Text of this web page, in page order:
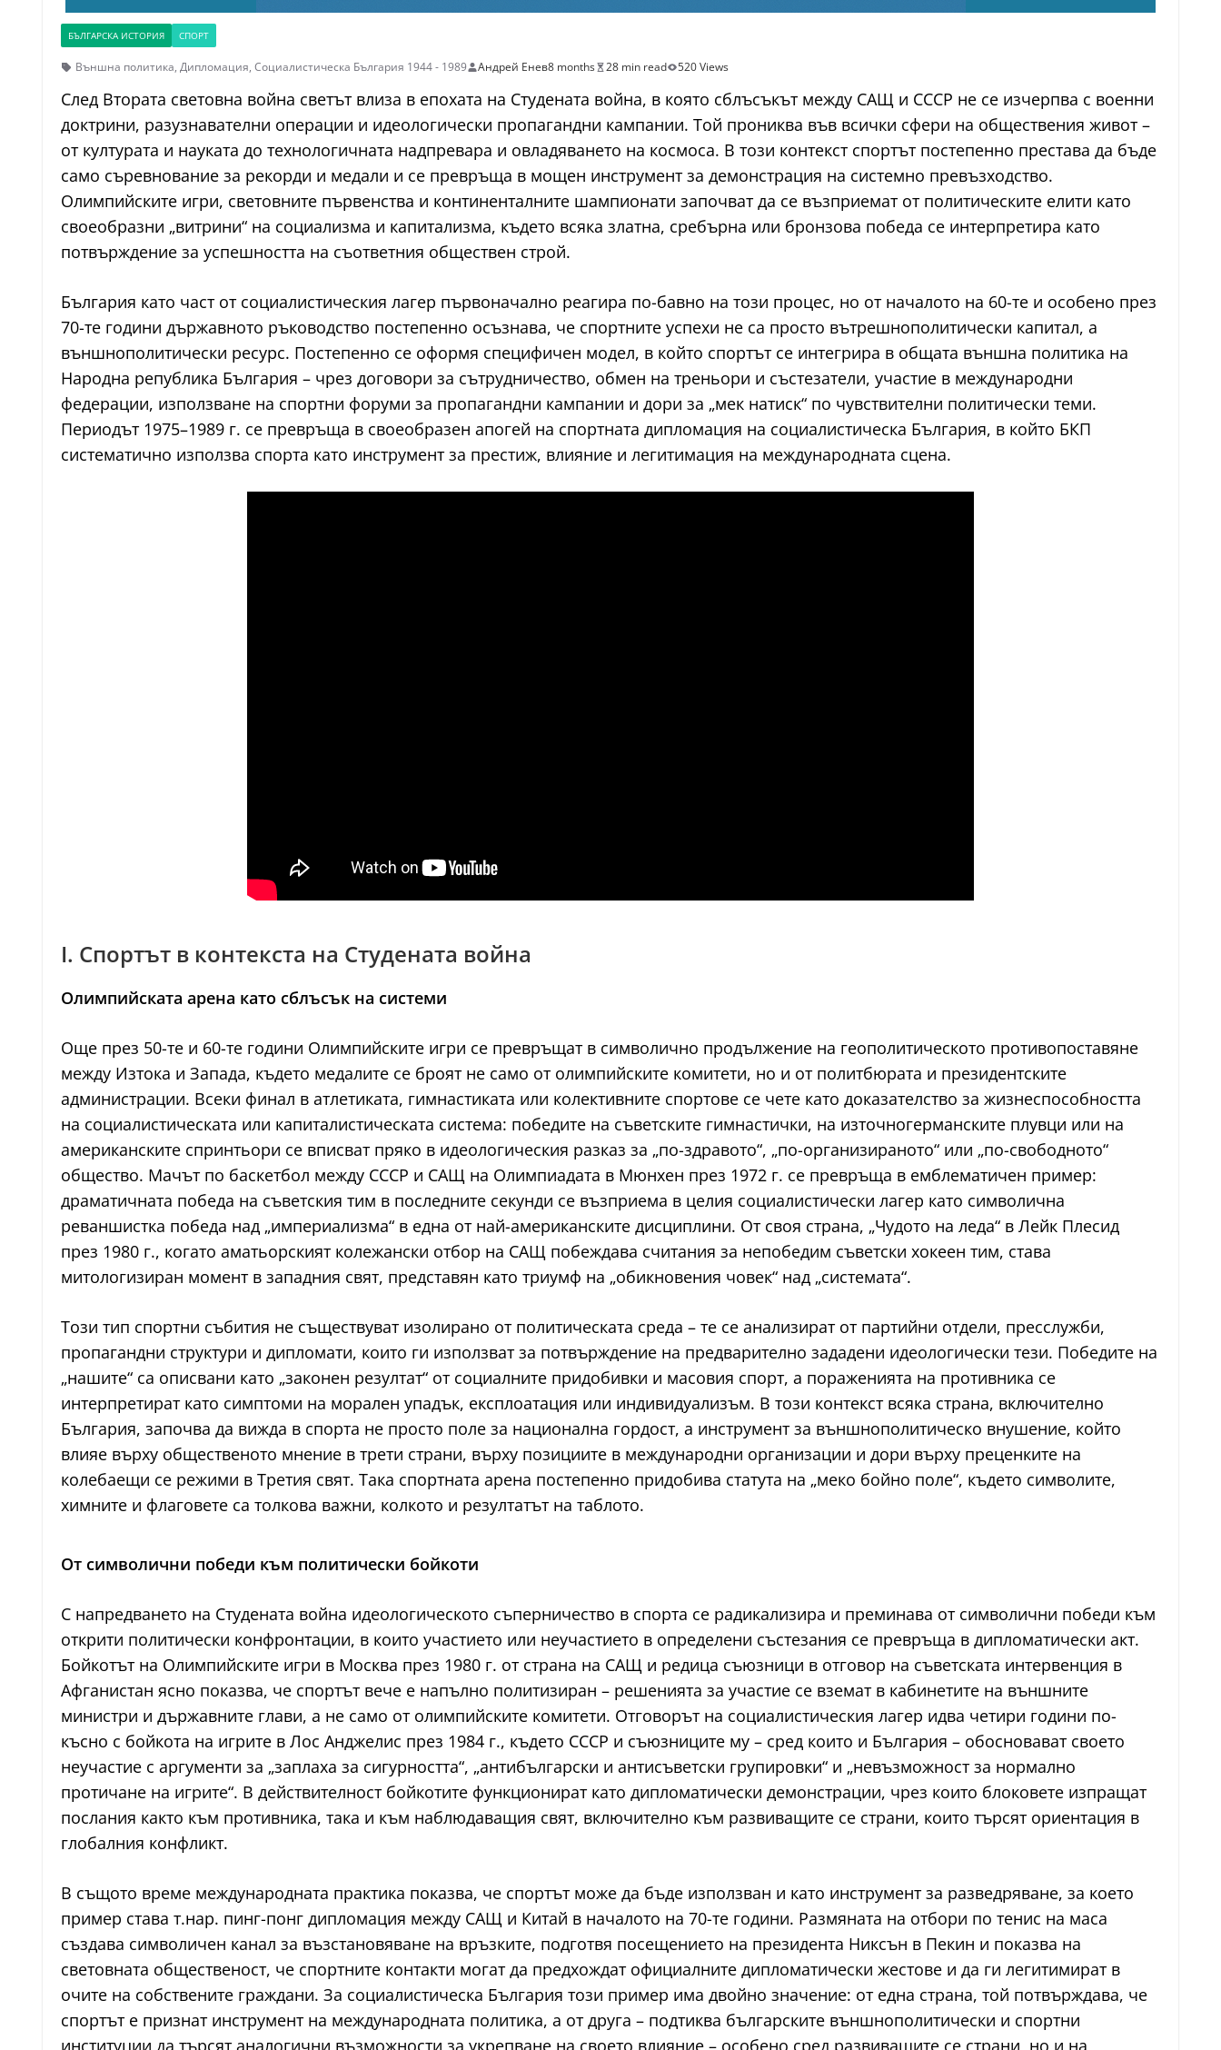
БЪЛГАРСКА ИСТОРИЯ СПОРТ
Външна политика, Дипломация, Социалистическа България 1944 - 1989 Андрей Енев8 months 28 min read 520 Views
След Втората световна война светът влиза в епохата на Студената война, в която сблъсъкът между САЩ и СССР не се изчерпва с военни
доктрини, разузнавателни операции и идеологически пропагандни кампании. Той прониква във всички сфери на обществения живот –
от културата и науката до технологичната надпревара и овладяването на космоса. В този контекст спортът постепенно престава да бъде
само съревнование за рекорди и медали и се превръща в мощен инструмент за демонстрация на системно превъзходство.
Олимпийските игри, световните първенства и континенталните шампионати започват да се възприемат от политическите елити като
своеобразни „витрини“ на социализма и капитализма, където всяка златна, сребърна или бронзова победа се интерпретира като
потвърждение за успешността на съответния обществен строй.
България като част от социалистическия лагер първоначално реагира по-бавно на този процес, но от началото на 60-те и особено през
70-те години държавното ръководство постепенно осъзнава, че спортните успехи не са просто вътрешнополитически капитал, а
външнополитически ресурс. Постепенно се оформя специфичен модел, в който спортът се интегрира в общата външна политика на
Народна република България – чрез договори за сътрудничество, обмен на треньори и състезатели, участие в международни
федерации, използване на спортни форуми за пропагандни кампании и дори за „мек натиск“ по чувствителни политически теми.
Периодът 1975–1989 г. се превръща в своеобразен апогей на спортната дипломация на социалистическа България, в който БКП
систематично използва спорта като инструмент за престиж, влияние и легитимация на международната сцена.
I. Спортът в контекста на Студената война
Олимпийската арена като сблъсък на системи
Още през 50-те и 60-те години Олимпийските игри се превръщат в символично продължение на геополитическото противопоставяне
между Изтока и Запада, където медалите се броят не само от олимпийските комитети, но и от политбюрата и президентските
администрации. Всеки финал в атлетиката, гимнастиката или колективните спортове се чете като доказателство за жизнеспособността
на социалистическата или капиталистическата система: победите на съветските гимнастички, на източногерманските плувци или на
американските спринтьори се вписват пряко в идеологическия разказ за „по-здравото“, „по-организираното“ или „по-свободното“
общество. Мачът по баскетбол между СССР и САЩ на Олимпиадата в Мюнхен през 1972 г. се превръща в емблематичен пример:
драматичната победа на съветския тим в последните секунди се възприема в целия социалистически лагер като символична
реваншистка победа над „империализма“ в една от най-американските дисциплини. От своя страна, „Чудото на леда“ в Лейк Плесид
през 1980 г., когато аматьорският колежански отбор на САЩ побеждава считания за непобедим съветски хокеен тим, става
митологизиран момент в западния свят, представян като триумф на „обикновения човек“ над „системата“.
Този тип спортни събития не съществуват изолирано от политическата среда – те се анализират от партийни отдели, пресслужби,
пропагандни структури и дипломати, които ги използват за потвърждение на предварително зададени идеологически тези. Победите на
„нашите“ са описвани като „законен резултат“ от социалните придобивки и масовия спорт, а пораженията на противника се
интерпретират като симптоми на морален упадък, експлоатация или индивидуализъм. В този контекст всяка страна, включително
България, започва да вижда в спорта не просто поле за национална гордост, а инструмент за външнополитическо внушение, който
влияе върху общественото мнение в трети страни, върху позициите в международни организации и дори върху преценките на
колебаещи се режими в Третия свят. Така спортната арена постепенно придобива статута на „меко бойно поле“, където символите,
химните и флаговете са толкова важни, колкото и резултатът на таблото.
От символични победи към политически бойкоти
С напредването на Студената война идеологическото съперничество в спорта се радикализира и преминава от символични победи към
открити политически конфронтации, в които участието или неучастието в определени състезания се превръща в дипломатически акт.
Бойкотът на Олимпийските игри в Москва през 1980 г. от страна на САЩ и редица съюзници в отговор на съветската интервенция в
Афганистан ясно показва, че спортът вече е напълно политизиран – решенията за участие се вземат в кабинетите на външните
министри и държавните глави, а не само от олимпийските комитети. Отговорът на социалистическия лагер идва четири години по-
късно с бойкота на игрите в Лос Анджелис през 1984 г., където СССР и съюзниците му – сред които и България – обосновават своето
неучастие с аргументи за „заплаха за сигурността“, „антибългарски и антисъветски групировки“ и „невъзможност за нормално
протичане на игрите“. В действителност бойкотите функционират като дипломатически демонстрации, чрез които блоковете изпращат
послания както към противника, така и към наблюдаващия свят, включително към развиващите се страни, които търсят ориентация в
глобалния конфликт.
В същото време международната практика показва, че спортът може да бъде използван и като инструмент за разведряване, за което
пример става т.нар. пинг-понг дипломация между САЩ и Китай в началото на 70-те години. Размяната на отбори по тенис на маса
създава символичен канал за възстановяване на връзките, подготвя посещението на президента Никсън в Пекин и показва на
световната общественост, че спортните контакти могат да предхождат официалните дипломатически жестове и да ги легитимират в
очите на собствените граждани. За социалистическа България този пример има двойно значение: от една страна, той потвърждава, че
спортът е признат инструмент на международната политика, а от друга – подтиква българските външнополитически и спортни
институции да търсят аналогични възможности за укрепване на своето влияние – особено сред развиващите се страни, но и на